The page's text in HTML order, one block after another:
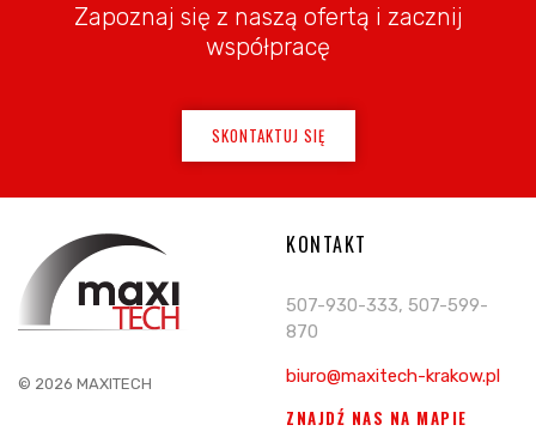
Zapoznaj się z naszą ofertą i zacznij
współpracę
SKONTAKTUJ SIĘ
© 2026 MAXITECH
KONTAKT
507-930-333, 507-599-
870
biuro@maxitech-krakow.pl
ZNAJDŹ NAS NA MAPIE